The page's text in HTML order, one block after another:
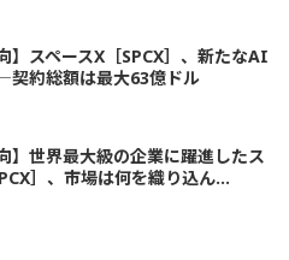
】スペースX［SPCX］、新たなAI
契約総額は最大63億ドル
】世界最大級の企業に躍進したス
］、市場は何を織り込ん...